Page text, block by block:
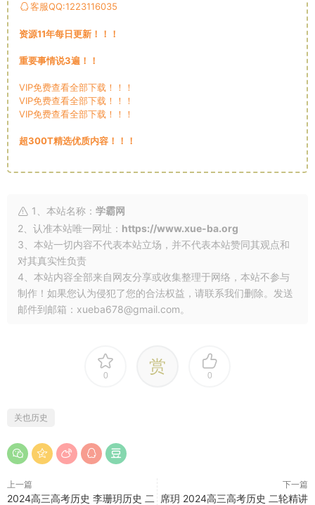
客服QQ:1223116035
资源11年每日更新！！！
重要事情说3遍！！
VIP免费查看全部下载！！！
VIP免费查看全部下载！！！
VIP免费查看全部下载！！！
超300T精选优质内容！！！
1、本站名称： 学霸网
2、认准本站唯一网址： https://www.xue-ba.org
3、本站一切内容不代表本站立场，并不代表本站赞同其观点和
对其真实性负责
4、本站内容全部来自网友分享或收集整理于网络，本站不参与
制作！如果您认为侵犯了您的合法权益，请联系我们删除。发送
邮件到邮箱：xueba678@gmail.com。
0 赏 0
关也历史
上一篇
2024高三高考历史 李珊玥历史 二
下一篇
席玥 2024高三高考历史 二轮精讲